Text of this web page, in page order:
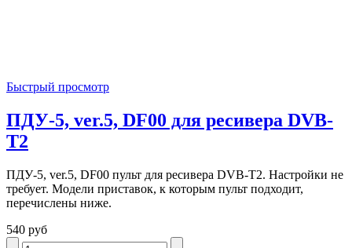
Быстрый просмотр
ПДУ-5, ver.5, DF00 для ресивера DVB-
T2
ПДУ-5, ver.5, DF00 пульт для ресивера DVB-T2. Настройки не
требует. Модели приставок, к которым пульт подходит,
перечислены ниже.
540 руб